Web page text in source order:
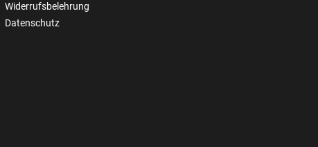
Widerrufsbelehrung
Datenschutz